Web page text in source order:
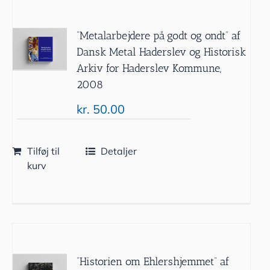
”Metalarbejdere på godt og ondt” af
Dansk Metal Haderslev og Historisk
Arkiv for Haderslev Kommune,
2008
kr. 50.00
Tilføj til
kurv
Detaljer
”Historien om Ehlershjemmet” af